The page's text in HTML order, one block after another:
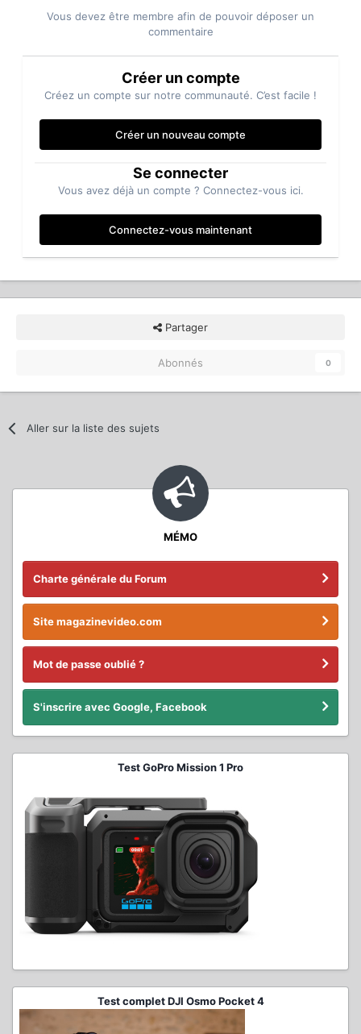
Vous devez être membre afin de pouvoir déposer un
commentaire
Créer un compte
Créez un compte sur notre communauté. C’est facile !
Créer un nouveau compte
Se connecter
Vous avez déjà un compte ? Connectez-vous ici.
Connectez-vous maintenant
Partager
Abonnés 0
Aller sur la liste des sujets
MÉMO
Charte générale du Forum
Site magazinevideo.com
Mot de passe oublié ?
S'inscrire avec Google, Facebook
Test GoPro Mission 1 Pro
Test complet DJI Osmo Pocket 4